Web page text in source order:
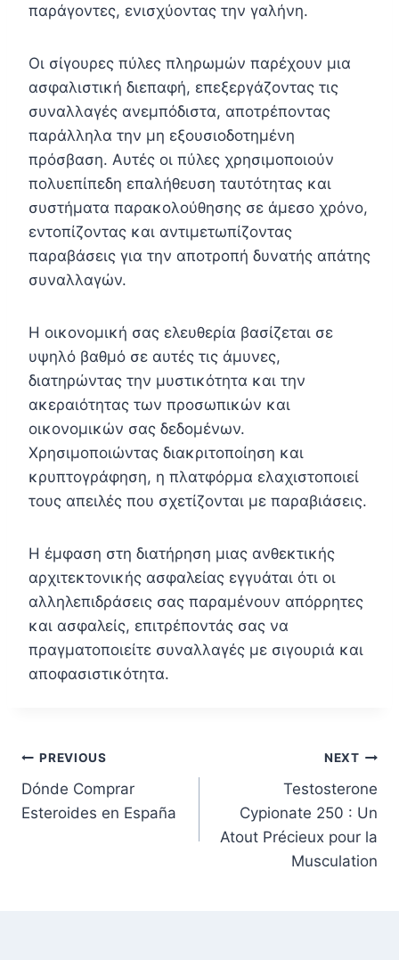
παράγοντες, ενισχύοντας την γαλήνη.
Οι σίγουρες πύλες πληρωμών παρέχουν μια
ασφαλιστική διεπαφή, επεξεργάζοντας τις
συναλλαγές ανεμπόδιστα, αποτρέποντας
παράλληλα την μη εξουσιοδοτημένη
πρόσβαση. Αυτές οι πύλες χρησιμοποιούν
πολυεπίπεδη επαλήθευση ταυτότητας και
συστήματα παρακολούθησης σε άμεσο χρόνο,
εντοπίζοντας και αντιμετωπίζοντας
παραβάσεις για την αποτροπή δυνατής απάτης
συναλλαγών.
Η οικονομική σας ελευθερία βασίζεται σε
υψηλό βαθμό σε αυτές τις άμυνες,
διατηρώντας την μυστικότητα και την
ακεραιότητας των προσωπικών και
οικονομικών σας δεδομένων.
Χρησιμοποιώντας διακριτοποίηση και
κρυπτογράφηση, η πλατφόρμα ελαχιστοποιεί
τους απειλές που σχετίζονται με παραβιάσεις.
Η έμφαση στη διατήρηση μιας ανθεκτικής
αρχιτεκτονικής ασφαλείας εγγυάται ότι οι
αλληλεπιδράσεις σας παραμένουν απόρρητες
και ασφαλείς, επιτρέποντάς σας να
πραγματοποιείτε συναλλαγές με σιγουριά και
αποφασιστικότητα.
Post
navigation
PREVIOUS
Dónde Comprar
Esteroides en España
NEXT
Testosterone
Cypionate 250 : Un
Atout Précieux pour la
Musculation